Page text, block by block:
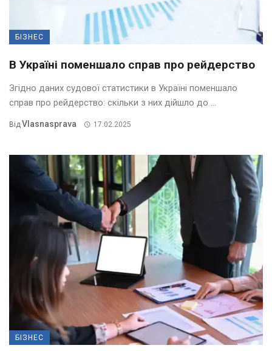
БІЗНЕС
В Україні поменшало справ про рейдерство
Згідно даних судової статистики в Україні поменшало
справ про рейдерство: скільки з них дійшло до ...
ВідVlasnasprava 17.02.2025
БІЗНЕС